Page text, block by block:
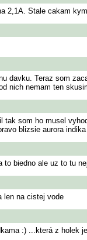
2,1A. Stale cakam
davku. Teraz som
nich nemam ten
tak som ho musel
blizsie aurora
to biedno ale uz to tu
len na cistej vode
:) ...která z holek